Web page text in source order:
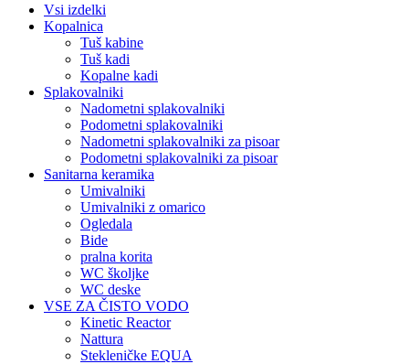
Vsi izdelki
Kopalnica
Tuš kabine
Tuš kadi
Kopalne kadi
Splakovalniki
Nadometni splakovalniki
Podometni splakovalniki
Nadometni splakovalniki za pisoar
Podometni splakovalniki za pisoar
Sanitarna keramika
Umivalniki
Umivalniki z omarico
Ogledala
Bide
pralna korita
WC školjke
WC deske
VSE ZA ČISTO VODO
Kinetic Reactor
Nattura
Stekleničke EQUA